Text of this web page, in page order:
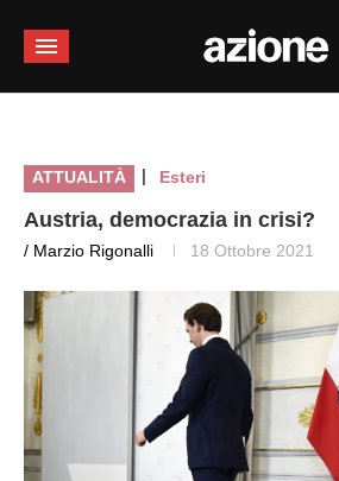
ATTUALITÀ | Esteri
Austria, democrazia in crisi?
/ Marzio Rigonalli 18 Ottobre 2021